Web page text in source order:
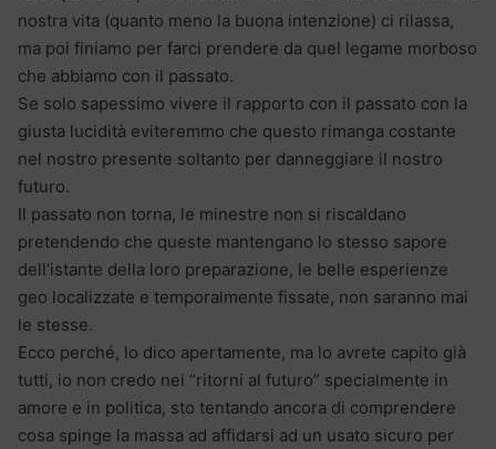
nostra vita (quanto meno la buona intenzione) ci rilassa,
ma poi finiamo per farci prendere da quel legame morboso
che abbiamo con il passato.
Se solo sapessimo vivere il rapporto con il passato con la
giusta lucidità eviteremmo che questo rimanga costante
nel nostro presente soltanto per danneggiare il nostro
futuro.
Il passato non torna, le minestre non si riscaldano
pretendendo che queste mantengano lo stesso sapore
dell’istante della loro preparazione, le belle esperienze
geo localizzate e temporalmente fissate, non saranno mai
le stesse.
Ecco perché, lo dico apertamente, ma lo avrete capito già
tutti, io non credo nei “ritorni al futuro” specialmente in
amore e in politica, sto tentando ancora di comprendere
cosa spinge la massa ad affidarsi ad un usato sicuro per